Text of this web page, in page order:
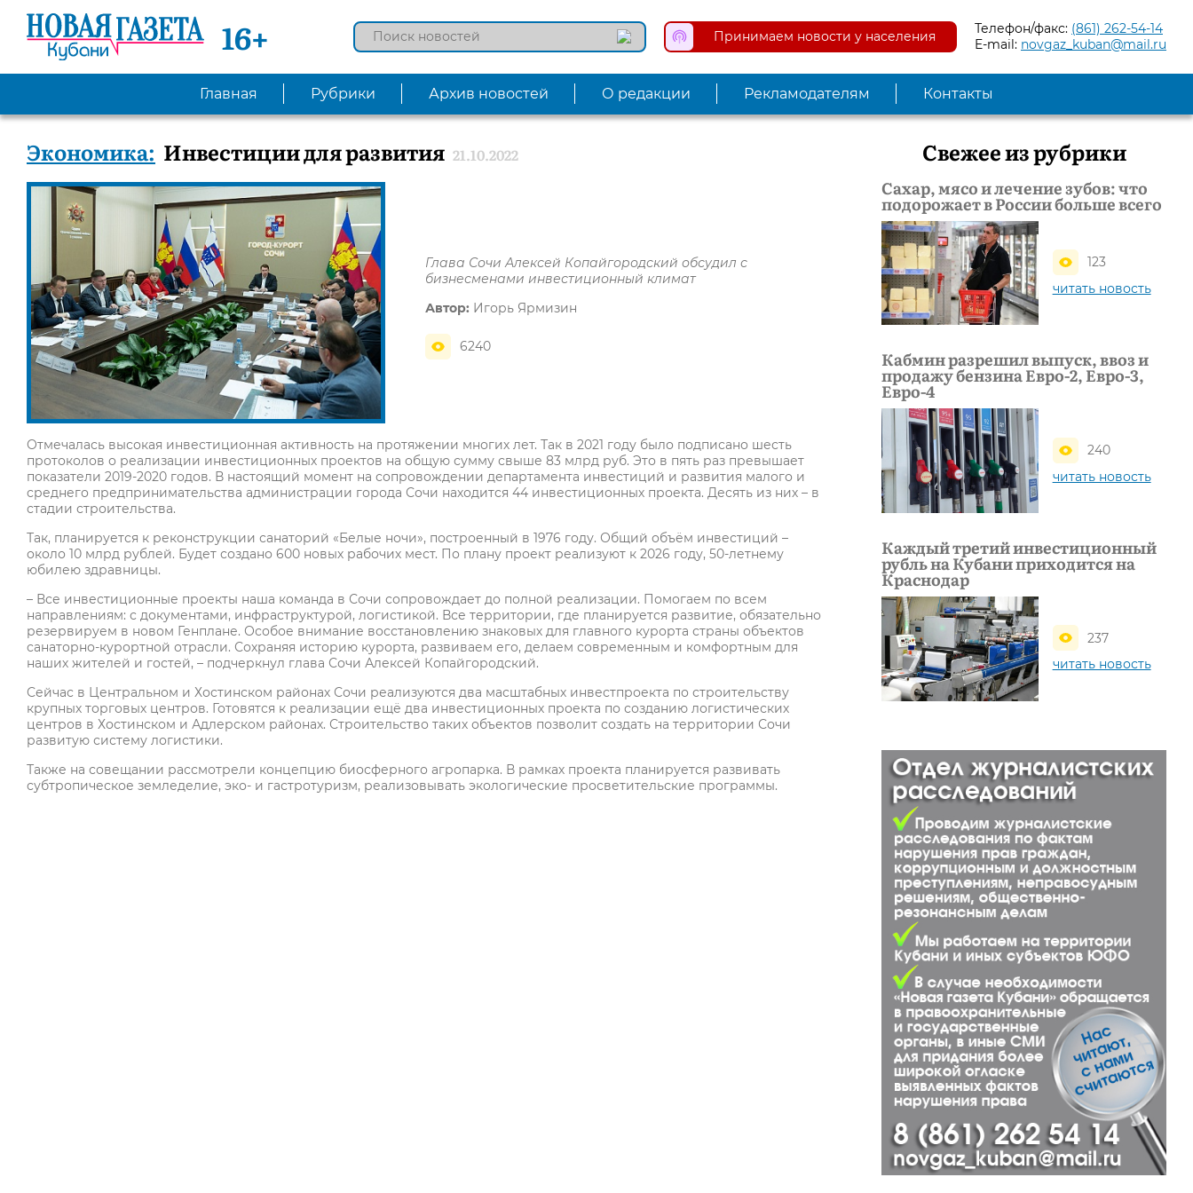
16+ Принимаем новости у населения Телефон/факс: (861) 262-54-14
E-mail: novgaz_kuban@mail.ru
Главная Рубрики Архив новостей О редакции Рекламодателям Контакты
Экономика: Инвестиции для развития 21.10.2022
Глава Сочи Алексей Копайгородский обсудил с
бизнесменами инвестиционный климат
Автор: Игорь Ярмизин
6240
Отмечалась высокая инвестиционная активность на протяжении многих лет. Так в 2021 году было подписано шесть
протоколов о реализации инвестиционных проектов на общую сумму свыше 83 млрд руб. Это в пять раз превышает
показатели 2019-2020 годов. В настоящий момент на сопровождении департамента инвестиций и развития малого и
среднего предпринимательства администрации города Сочи находится 44 инвестиционных проекта. Десять из них – в
стадии строительства.
Так, планируется к реконструкции санаторий «Белые ночи», построенный в 1976 году. Общий объём инвестиций –
около 10 млрд рублей. Будет создано 600 новых рабочих мест. По плану проект реализуют к 2026 году, 50-летнему
юбилею здравницы.
– Все инвестиционные проекты наша команда в Сочи сопровождает до полной реализации. Помогаем по всем
направлениям: с документами, инфраструктурой, логистикой. Все территории, где планируется развитие, обязательно
резервируем в новом Генплане. Особое внимание восстановлению знаковых для главного курорта страны объектов
санаторно-курортной отрасли. Сохраняя историю курорта, развиваем его, делаем современным и комфортным для
наших жителей и гостей, – подчеркнул глава Сочи Алексей Копайгородский.
Сейчас в Центральном и Хостинском районах Сочи реализуются два масштабных инвестпроекта по строительству
крупных торговых центров. Готовятся к реализации ещё два инвестиционных проекта по созданию логистических
центров в Хостинском и Адлерском районах. Строительство таких объектов позволит создать на территории Сочи
развитую систему логистики.
Также на совещании рассмотрели концепцию биосферного агропарка. В рамках проекта планируется развивать
субтропическое земледелие, эко- и гастротуризм, реализовывать экологические просветительские программы.
Свежее из рубрики
Сахар, мясо и лечение зубов: что
подорожает в России больше всего
123
читать новость
Кабмин разрешил выпуск, ввоз и
продажу бензина Евро-2, Евро-3,
Евро-4
240
читать новость
Каждый третий инвестиционный
рубль на Кубани приходится на
Краснодар
237
читать новость